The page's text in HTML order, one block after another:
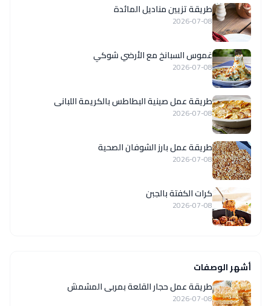
طريقة تزيين مناديل المائدة
2026-07-08
غموس السبانخ مع الأرضي شوكي
2026-07-08
طريقة عمل صينية البطاطس بالكريمة اللبانى
2026-07-08
طريقة عمل بارز الشوفان الصحية
2026-07-08
كرات الكفتة بالجبن
2026-07-08
أشهر الوصفات
طريقة عمل حجار القلعة بمربى المشمش
2026-07-08